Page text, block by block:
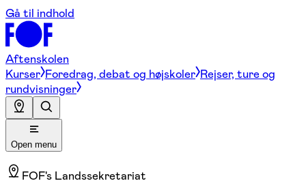
Gå til indhold
Aftenskolen
Kurser Foredrag, debat og højskoler Rejser, ture og
rundvisninger
Open menu
FOF's Landssekretariat